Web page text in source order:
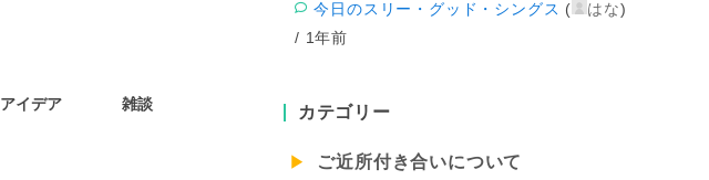
アイデア 雑談
今日のスリー・グッド・シングス ( はな)
/ 1年前
カテゴリー
ご近所付き合いについて